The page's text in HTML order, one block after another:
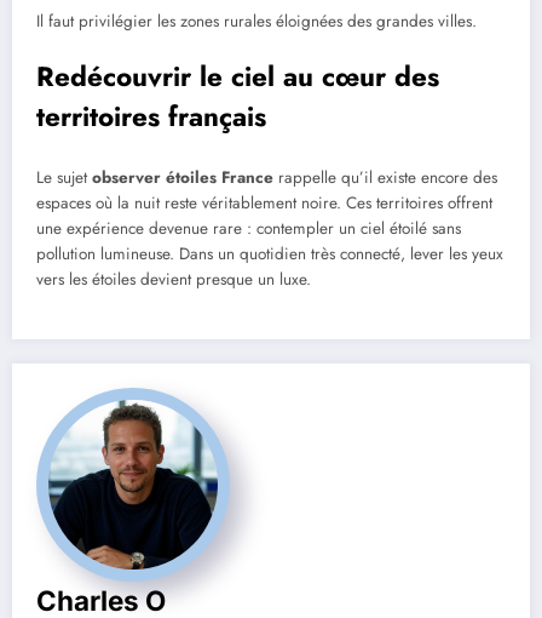
Il faut privilégier les zones rurales éloignées des grandes villes.
Redécouvrir le ciel au cœur des
territoires français
Le sujetobserver étoiles France rappelle qu’il existe encore des
espaces où la nuit reste véritablement noire. Ces territoires offrent
une expérience devenue rare : contempler un ciel étoilé sans
pollution lumineuse. Dans un quotidien très connecté, lever les yeux
vers les étoiles devient presque un luxe.
Charles O